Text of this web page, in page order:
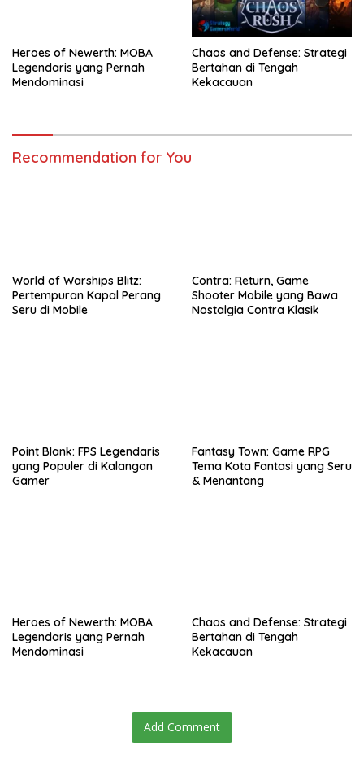
Heroes of Newerth: MOBA
Legendaris yang Pernah
Mendominasi
Chaos and Defense: Strategi
Bertahan di Tengah
Kekacauan
Recommendation for You
World of Warships Blitz:
Pertempuran Kapal Perang
Seru di Mobile
Contra: Return, Game
Shooter Mobile yang Bawa
Nostalgia Contra Klasik
Point Blank: FPS Legendaris
yang Populer di Kalangan
Gamer
Fantasy Town: Game RPG
Tema Kota Fantasi yang Seru
& Menantang
Heroes of Newerth: MOBA
Legendaris yang Pernah
Mendominasi
Chaos and Defense: Strategi
Bertahan di Tengah
Kekacauan
Add Comment